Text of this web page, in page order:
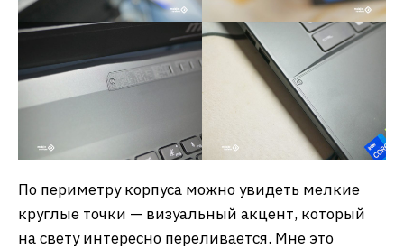
По периметру корпуса можно увидеть мелкие
круглые точки — визуальный акцент, который
на свету интересно переливается. Мне это